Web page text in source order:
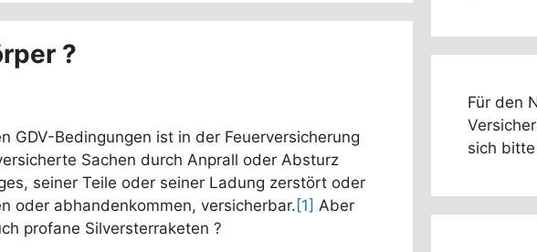
?
GDV-Bedingungen ist in der Feuerversicherung
Sachen durch Anprall oder Absturz
seiner Teile oder seiner Ladung zerstört oder
oder abhandenkommen, versicherbar. [1] Aber
profane Silversterraketen ?
Für den
sich bitte